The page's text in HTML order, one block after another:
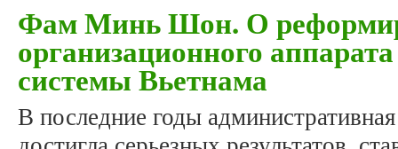
Фам Минь Шон. О
организационного
системы Вьетнама
В последние годы